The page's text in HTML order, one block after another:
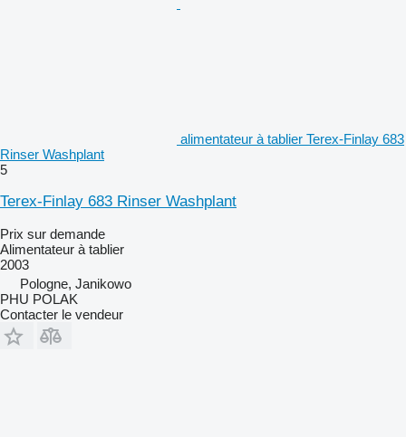
alimentateur à tablier Terex-Finlay 683
Rinser Washplant
5
Terex-Finlay 683 Rinser Washplant
Prix sur demande
Alimentateur à tablier
2003
Pologne, Janikowo
PHU POLAK
Contacter le vendeur